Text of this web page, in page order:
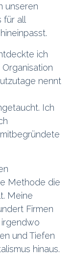
unseren
all
ich
nennt
Ich
Methode die
Meine
Firmen
und Tiefen
hinaus.